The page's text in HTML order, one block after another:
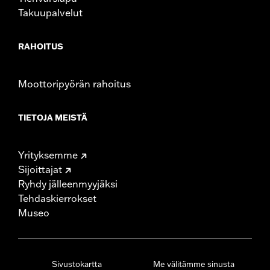
Takuupalvelut
RAHOITUS
Moottoripyörän rahoitus
TIETOJA MEISTÄ
Yrityksemme
Sijoittajat
Ryhdy jälleenmyyjäksi
Tehdaskierrokset
Museo
Sivustokartta Me välitämme sinusta